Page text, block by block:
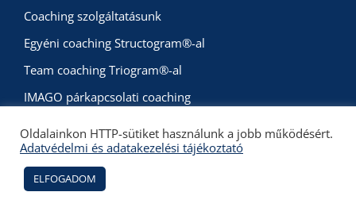
Coaching szolgáltatásunk
Egyéni coaching Structogram®-al
Team coaching Triogram®-al
IMAGO párkapcsolati coaching
CONSULTING
Oldalainkon HTTP-sütiket használunk a jobb működésért.
Adatvédelmi és adatakezelési tájékoztató
ELFOGADOM